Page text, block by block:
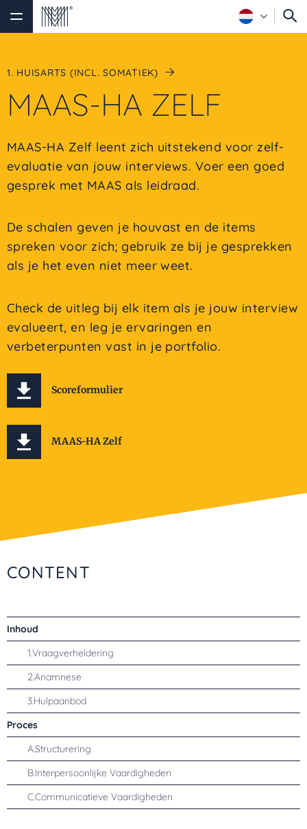
1. HUISARTS (INCL. SOMATIEK)
MAAS-HA ZELF
MAAS-HA Zelf leent zich uitstekend voor zelf-
evaluatie van jouw interviews. Voer een goed
gesprek met MAAS als leidraad.
De schalen geven je houvast en de items
spreken voor zich; gebruik ze bij je gesprekken
als je het even niet meer weet.
Check de uitleg bij elk item als je jouw interview
evalueert, en leg je ervaringen en
verbeterpunten vast in je portfolio.
Scoreformulier
MAAS-HA Zelf
CONTENT
Inhoud
1.Vraagverheldering
2. Anamnese
3.Hulpaanbod
Proces
A.Structurering
B.Interpersoonlijke Vaardigheden
C.Communicatieve Vaardigheden